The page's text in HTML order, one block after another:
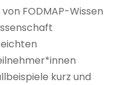
FODMAP-Wissen
kurz und